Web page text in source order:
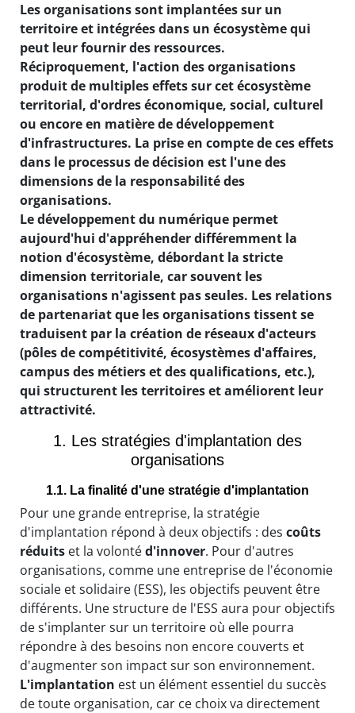
Les organisations sont implantées sur un
territoire et intégrées dans un écosystème qui
peut leur fournir des ressources.
Réciproquement, l'action des organisations
produit de multiples effets sur cet écosystème
territorial, d'ordres économique, social, culturel
ou encore en matière de développement
d'infrastructures. La prise en compte de ces effets
dans le processus de décision est l'une des
dimensions de la responsabilité des
organisations.
Le développement du numérique permet
aujourd'hui d'appréhender différemment la
notion d'écosystème, débordant la stricte
dimension territoriale, car souvent les
organisations n'agissent pas seules. Les relations
de partenariat que les organisations tissent se
traduisent par la création de réseaux d'acteurs
(pôles de compétitivité, écosystèmes d'affaires,
campus des métiers et des qualifications, etc.),
qui structurent les territoires et améliorent leur
attractivité.
1. Les stratégies d'implantation des
organisations
1.1. La finalité d'une stratégie d'implantation
Pour une grande entreprise, la stratégie
d'implantation répond à deux objectifs : des coûts
réduits et la volontéd'innover. Pour d'autres
organisations, comme une entreprise de l'économie
sociale et solidaire (ESS), les objectifs peuvent être
différents. Une structure de l'ESS aura pour objectifs
de s'implanter sur un territoire où elle pourra
répondre à des besoins non encore couverts et
d'augmenter son impact sur son environnement.
L'implantation est un élément essentiel du succès
de toute organisation, car ce choix va directement